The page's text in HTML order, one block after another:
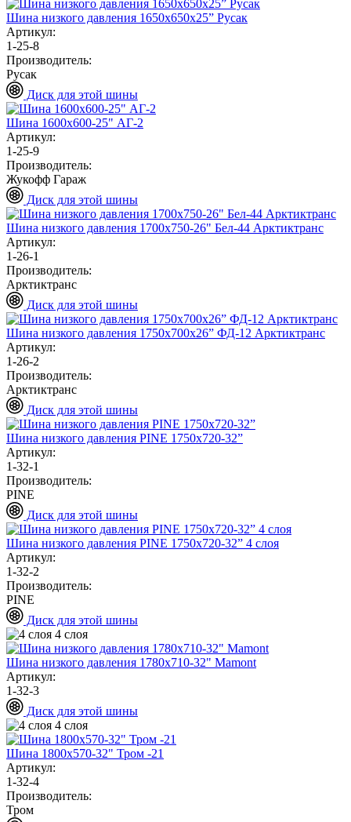
Шина низкого давления 1650х650х25” Русак
Артикул:
1-25-8
Производитель:
Русак
Диск для этой шины
Шина 1600х600-25" АГ-2
Артикул:
1-25-9
Производитель:
Жукофф Гараж
Диск для этой шины
Шина низкого давления 1700х750-26" Бел-44 Арктиктранс
Артикул:
1-26-1
Производитель:
Арктиктранс
Диск для этой шины
Шина низкого давления 1750х700х26” ФД-12 Арктиктранс
Артикул:
1-26-2
Производитель:
Арктиктранс
Диск для этой шины
Шина низкого давления PINE 1750х720-32”
Артикул:
1-32-1
Производитель:
PINE
Диск для этой шины
Шина низкого давления PINE 1750х720-32” 4 слоя
Артикул:
1-32-2
Производитель:
PINE
Диск для этой шины
4 слоя
Шина низкого давления 1780х710-32" Mamont
Артикул:
1-32-3
Диск для этой шины
4 слоя
Шина 1800х570-32" Тром -21
Артикул:
1-32-4
Производитель:
Тром